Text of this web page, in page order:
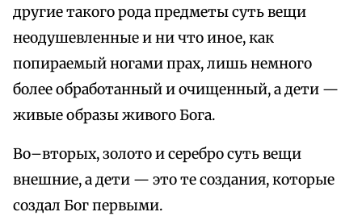
другие такого рода предметы суть вещи
неодушевленные и ни что иное, как
попираемый ногами прах, лишь немного
более обработанный и очищенный, а дети —
живые образы живого Бога.
Во–вторых, золото и серебро суть вещи
внешние, а дети — это те создания, которые
создал Бог первыми.